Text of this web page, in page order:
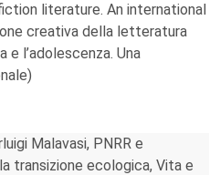
literature. An international
creativa della letteratura
e l’adolescenza. Una
Malavasi, PNRR e
transizione ecologica, Vita e